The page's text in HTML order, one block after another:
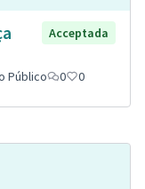
Acceptada
Público 0 0